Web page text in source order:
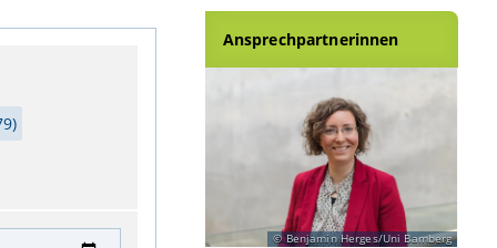
Ansprechpartnerinnen
Benjamin Herges/Uni Bamberg